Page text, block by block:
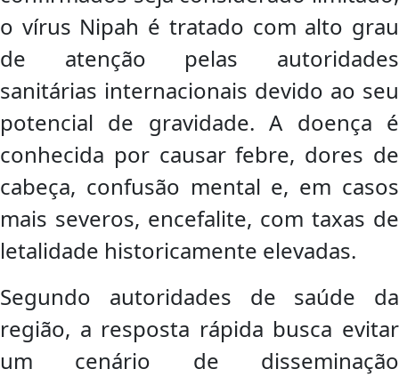
o vírus Nipah é tratado com alto grau
de atenção pelas autoridades
sanitárias internacionais devido ao seu
potencial de gravidade. A doença é
conhecida por causar febre, dores de
cabeça, confusão mental e, em casos
mais severos, encefalite, com taxas de
letalidade historicamente elevadas.
Segundo autoridades de saúde da
região, a resposta rápida busca evitar
um cenário de disseminação